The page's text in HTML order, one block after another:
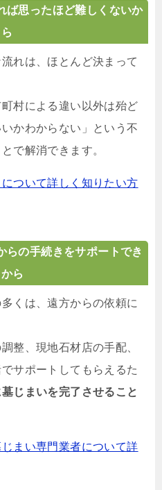
思ったほど難しくないか
ら
れは、ほとんど決まって
村による違い以外は殆ど
かわからない」という不
で解消できます。
ついて詳しく知りたい方
の手続きをサポートでき
ら
くは、遠方からの依頼に
整、現地石材店の手配、
サポートしてもらえるた
じまいを完了させること
まい専門業者について詳